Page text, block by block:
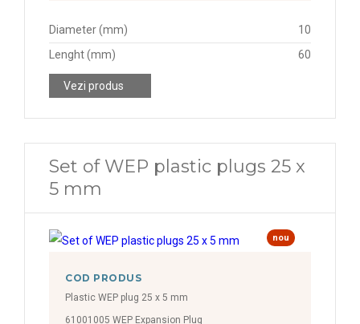
Diameter (mm)
10
Lenght (mm)
60
Vezi produs
Set of WEP plastic plugs 25 x
5 mm
nou
COD PRODUS
Plastic WEP plug 25 x 5 mm
61001005 WEP Expansion Plug